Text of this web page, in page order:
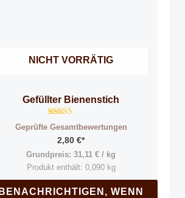
NICHT VORRÄTIG
Gefüllter Bienenstich
Bewertet
mit
4.92
von 5
Geprüfte Gesamtbewertungen
2,80 €*
Grundpreis: 31,11 € / kg
Produkt enthält: 0,090 kg
BENACHRICHTIGEN, WENN